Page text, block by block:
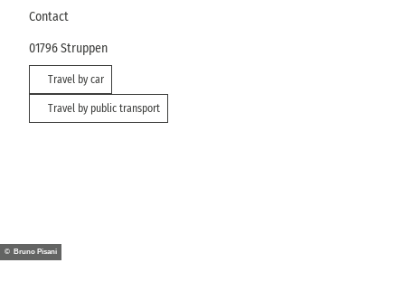
Contact
01796Struppen
Travel by car
Travel by public transport
© Bruno Pisani